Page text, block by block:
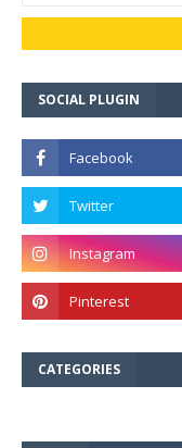
SOCIAL PLUGIN
CATEGORIES